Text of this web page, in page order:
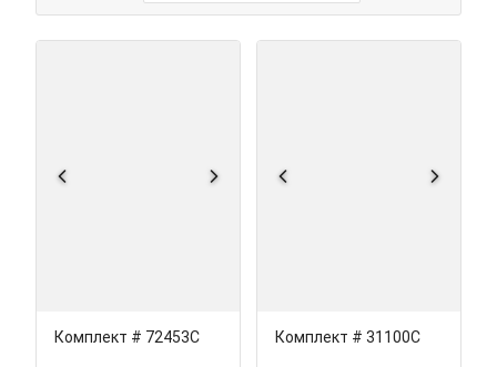
Комплект # 72453С Комплект # 31100С